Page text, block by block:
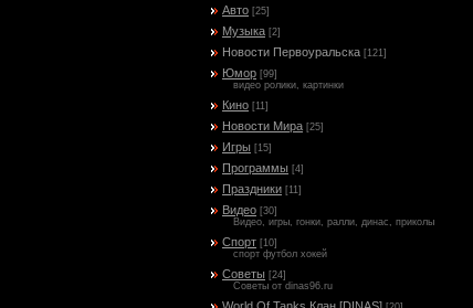
Авто [25]
Музыка [2]
Новости Первоуральска [121]
Юмор [99]
видео ролики, картинки
Кино [11]
Новости Мира [25]
Игры [15]
Программы [4]
Праздники [11]
Видео [30]
Видео, игры, гонки, ралли, динас, приколы
Спорт [10]
спорт футбол хокей
Советы [24]
Советы от dinas96.ru